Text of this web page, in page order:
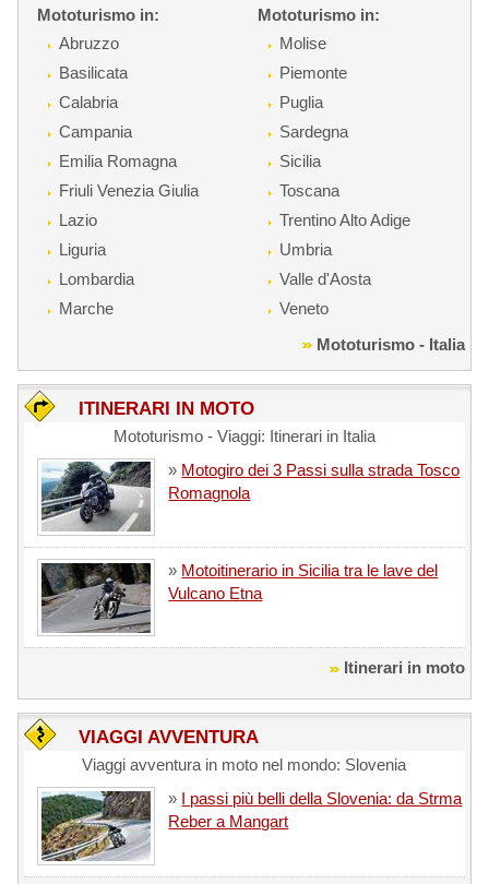
Mototurismo in:
Abruzzo
Basilicata
Calabria
Campania
Emilia Romagna
Friuli Venezia Giulia
Lazio
Liguria
Lombardia
Marche
Mototurismo in:
Molise
Piemonte
Puglia
Sardegna
Sicilia
Toscana
Trentino Alto Adige
Umbria
Valle d'Aosta
Veneto
Mototurismo - Italia
ITINERARI IN MOTO
Mototurismo - Viaggi: Itinerari in Italia
» Motogiro dei 3 Passi sulla strada Tosco
Romagnola
» Motoitinerario in Sicilia tra le lave del
Vulcano Etna
Itinerari in moto
VIAGGI AVVENTURA
Viaggi avventura in moto nel mondo: Slovenia
» I passi più belli della Slovenia: da Strma
Reber a Mangart